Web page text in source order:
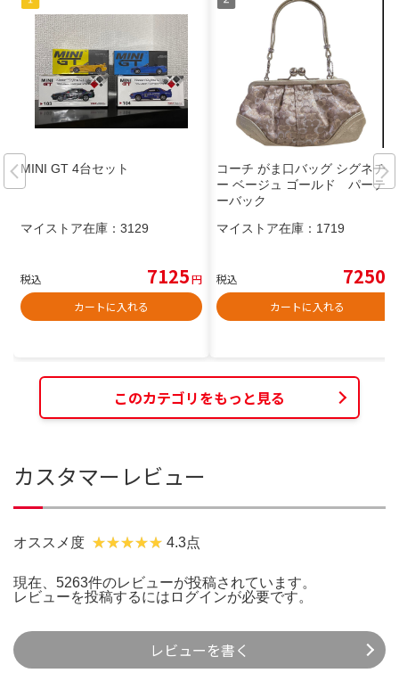
MINI GT 4台セット
マイストア在庫： 3129
税込 7125円
カートに入れる
コーチ がま口バッグ シグネチャ
ー ベージュ ゴールド パーティ
ーバック
マイストア在庫： 1719
税込 7250
カートに入れる
このカテゴリをもっと見る
カスタマーレビュー
オススメ度 4.3点
現在、5263件のレビューが投稿されています。
レビューを投稿するには ログインが必要です。
レビューを書く